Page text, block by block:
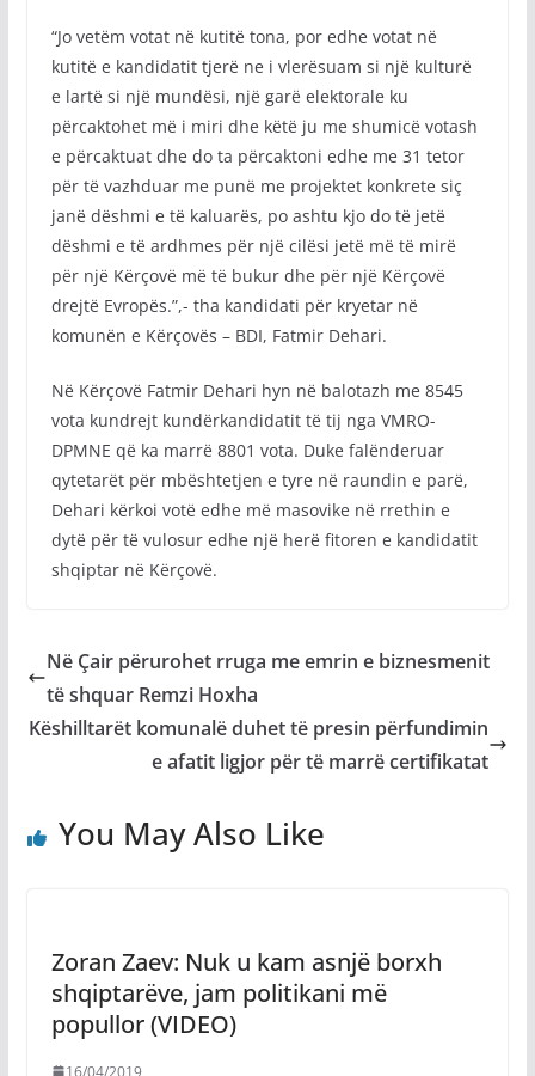
“Jo vetëm votat në kutitë tona, por edhe votat në
kutitë e kandidatit tjerë ne i vlerësuam si një kulturë
e lartë si një mundësi, një garë elektorale ku
përcaktohet më i miri dhe këtë ju me shumicë votash
e përcaktuat dhe do ta përcaktoni edhe me 31 tetor
për të vazhduar me punë me projektet konkrete siç
janë dëshmi e të kaluarës, po ashtu kjo do të jetë
dëshmi e të ardhmes për një cilësi jetë më të mirë
për një Kërçovë më të bukur dhe për një Kërçovë
drejtë Evropës.”,- tha kandidati për kryetar në
komunën e Kërçovës – BDI, Fatmir Dehari.
Në Kërçovë Fatmir Dehari hyn në balotazh me 8545
vota kundrejt kundërkandidatit të tij nga VMRO-
DPMNE që ka marrë 8801 vota. Duke falënderuar
qytetarët për mbështetjen e tyre në raundin e parë,
Dehari kërkoi votë edhe më masovike në rrethin e
dytë për të vulosur edhe një herë fitoren e kandidatit
shqiptar në Kërçovë.
Në Çair përurohet rruga me emrin e biznesmenit
të shquar Remzi Hoxha
Këshilltarët komunalë duhet të presin përfundimin
e afatit ligjor për të marrë certifikatat
You May Also Like
Zoran Zaev: Nuk u kam asnjë borxh
shqiptarëve, jam politikani më
popullor (VIDEO)
16/04/2019